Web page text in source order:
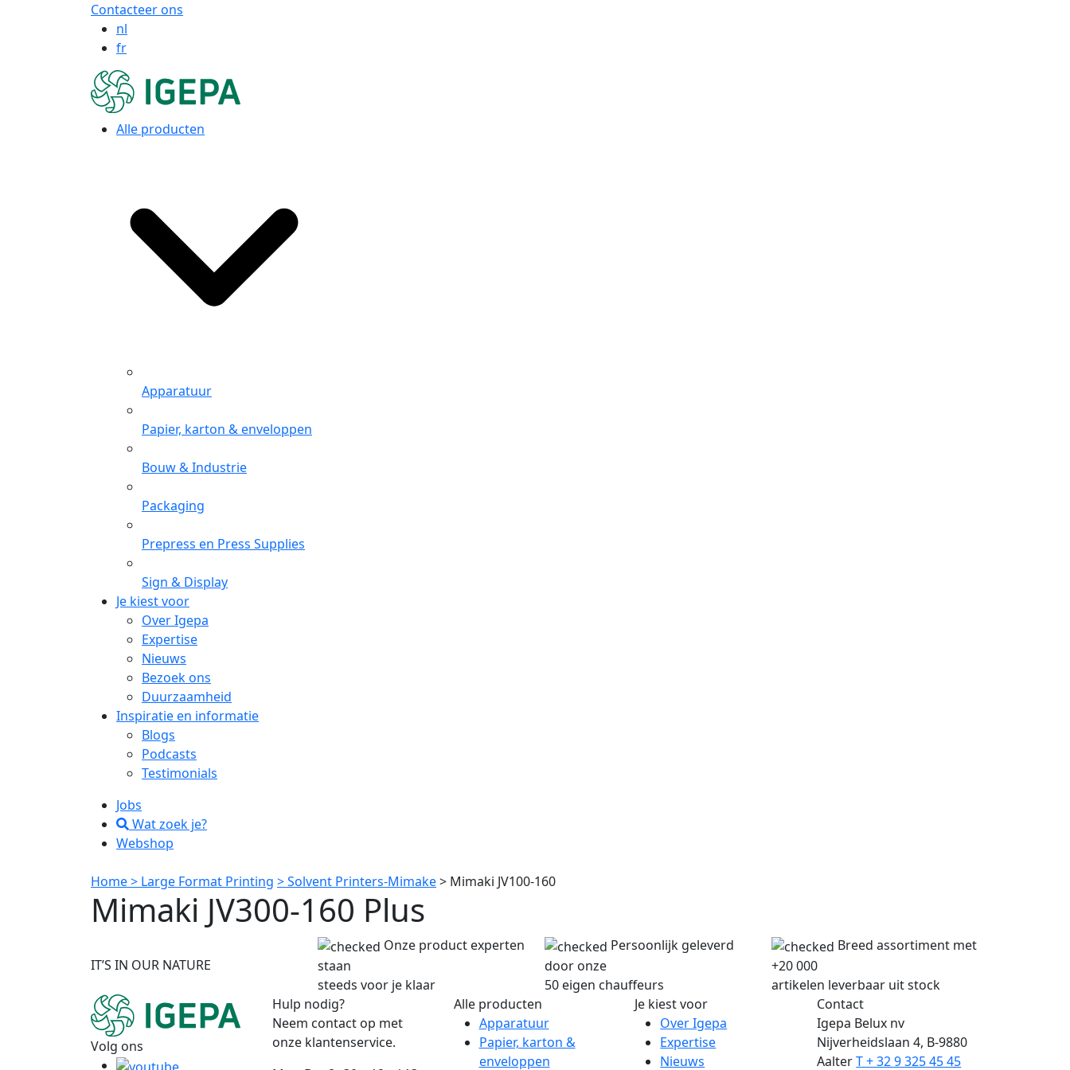
Contacteer ons
nl
fr
Alle producten
Apparatuur
Papier, karton & enveloppen
Bouw & Industrie
Packaging
Prepress en Press Supplies
Sign & Display
Je kiest voor
Over Igepa
Expertise
Nieuws
Bezoek ons
Duurzaamheid
Inspiratie en informatie
Blogs
Podcasts
Testimonials
Jobs
Wat zoek je?
Webshop
Home> Large Format Printing > Solvent Printers-Mimake> Mimaki JV100-160
Mimaki JV300-160 Plus
IT’S IN OUR NATURE
Onze product experten
staan
steeds voor je klaar
Persoonlijk geleverd
door onze
50 eigen chauffeurs
Breed assortiment met
+20 000
artikelen leverbaar uit stock
Volg ons
Hulp nodig?
Neem contact op met
onze klantenservice.
Alle producten
Apparatuur
Papier, karton &
enveloppen
Je kiest voor
Over Igepa
Expertise
Nieuws
Contact
Igepa Belux nv
Nijverheidslaan 4, B-9880
AalterT + 32 9 325 45 45